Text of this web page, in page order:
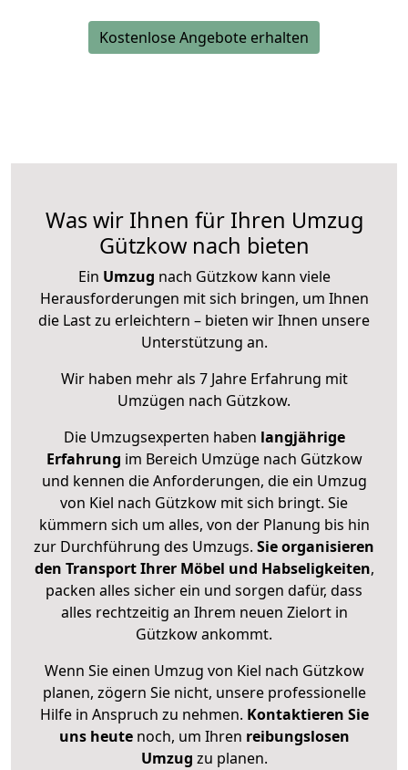
Kostenlose Angebote erhalten
Was wir Ihnen für Ihren Umzug
Gützkow nach bieten
Ein Umzug nach Gützkow kann viele
Herausforderungen mit sich bringen, um Ihnen
die Last zu erleichtern – bieten wir Ihnen unsere
Unterstützung an.
Wir haben mehr als 7 Jahre Erfahrung mit
Umzügen nach Gützkow.
Die Umzugsexperten haben langjährige
Erfahrung im Bereich Umzüge nach Gützkow
und kennen die Anforderungen, die ein Umzug
von Kiel nach Gützkow mit sich bringt. Sie
kümmern sich um alles, von der Planung bis hin
zur Durchführung des Umzugs. Sie organisieren
den Transport Ihrer Möbel und Habseligkeiten,
packen alles sicher ein und sorgen dafür, dass
alles rechtzeitig an Ihrem neuen Zielort in
Gützkow ankommt.
Wenn Sie einen Umzug von Kiel nach Gützkow
planen, zögern Sie nicht, unsere professionelle
Hilfe in Anspruch zu nehmen. Kontaktieren Sie
uns heutenoch, um Ihren reibungslosen
Umzug zu planen.